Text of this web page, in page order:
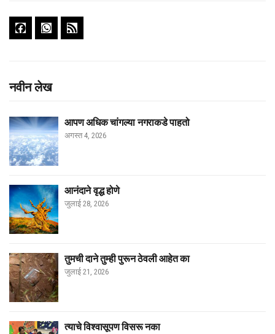
नवीन लेख
आपण अधिक चांगल्या नगराकडे पाहतो
अगस्त 4, 2026
आनंदाने वृद्ध होणे
जुलाई 28, 2026
तुमची दाने तुम्ही पुरून ठेवली आहेत का
जुलाई 21, 2026
त्याचे विश्वासूपण विसरू नका